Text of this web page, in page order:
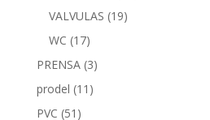
VALVULAS (19)
WC (17)
PRENSA (3)
prodel (11)
PVC (51)